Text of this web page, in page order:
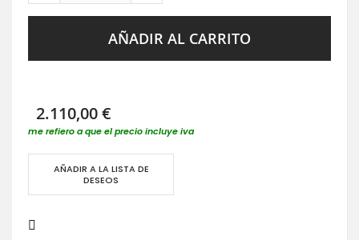
AÑADIR AL CARRITO
2.110,00 €
me refiero a que el precio incluye iva
AÑADIR A LA LISTA DE
DESEOS